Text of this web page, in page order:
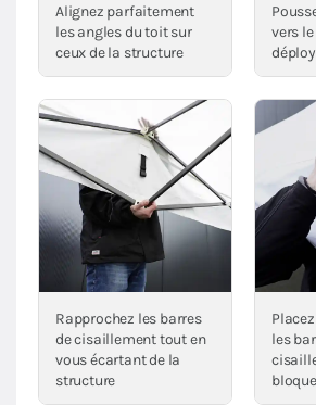
Alignez parfaitement
les angles du toit sur
ceux de la structure
vers
Rapprochez les barres
de cisaillement tout en
vous écartant de la
structure
les